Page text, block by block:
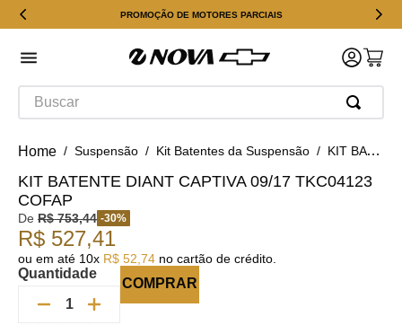
PROMOÇÃO DE MOTORES PARCIAIS
Buscar
Suspensão Kit Batentes da Suspensão KIT BATENTE DIANT CAPTIVA 09/17 TKC04123 COFAP
KIT BATENTE DIANT CAPTIVA 09/17 TKC04123
COFAP
De R$ 753,44 -30%
R$ 527,41
ou em até 10x R$ 52 74 no cartão de crédito.
Quantidade
COMPRAR